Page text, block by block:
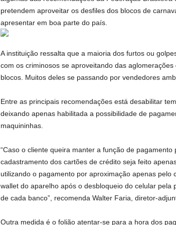
pretendem aproveitar os desfiles dos blocos de
apresentar em boa parte do país.
A instituição ressalta que a maioria dos furtos ou
com os criminosos se aproveitando das
blocos. Muitos deles se passando por vendedores
Entre as principais recomendações está desabilitar
deixando apenas habilitada a possibilidade de
maquininhas.
“Caso o cliente queira manter a função de
cadastramento dos cartões de crédito seja feito
utilizando o pagamento por aproximação apenas pelo
wallet do aparelho após o desbloqueio do celular pela
de cada banco”, recomenda Walter Faria, diretor-
Outra medida é o folião atentar-se para a hora dos